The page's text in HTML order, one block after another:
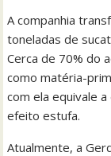
A companhia
toneladas de
Cerca de 70% do
como matéria-
com ela equivale
efeito estufa.
Atualmente, a